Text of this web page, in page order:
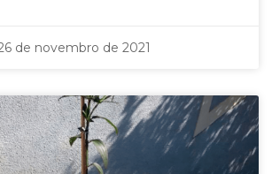
de novembro de 2021